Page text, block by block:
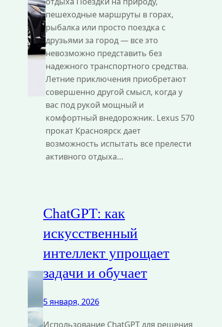
пешеходные маршруты в горах,
рыбалка или просто поездка с
друзьями за город — все это
невозможно представить без
надежного транспортного средства.
Летние приключения приобретают
совершенно другой смысл, когда у
вас под рукой мощный и
комфортный внедорожник. Lexus 570
прокат Красноярск дает
возможность испытать все прелести
активного отдыха…
ChatGPT: как
искусственный
интеллект упрощает
задачи и обучает
5 января, 2026
Использование ChatGPT для решения